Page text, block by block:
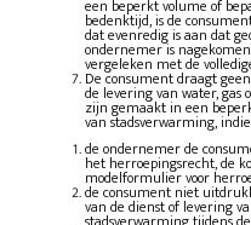
een beperkt volume of
bedenktijd, is de
dat evenredig is aan dat
ondernemer is
vergeleken met de
De consument draagt
de levering van water, gas
zijn gemaakt in een
van stadsverwarming,
de ondernemer de
het herroepingsrecht, de
modelformulier voor
de consument niet
van de dienst of levering